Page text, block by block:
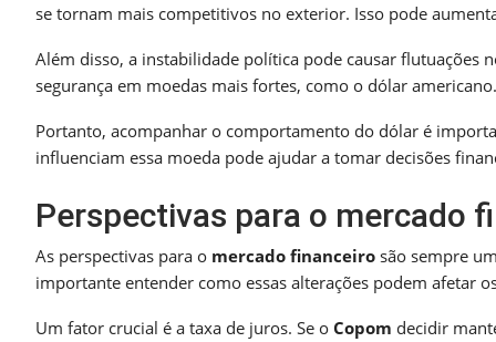
se tornam mais competitivos no exterior. Isso pode
Além disso, a instabilidade política pode causar flutuações
segurança em moedas mais fortes, como o dólar
Portanto, acompanhar o comportamento do dólar é
influenciam essa moeda pode ajudar a tomar decisões
Perspectivas para o mercado
As perspectivas para o mercado financeiro são sempre
importante entender como essas alterações podem afetar
Um fator crucial é a taxa de juros. Se o Copom decidir